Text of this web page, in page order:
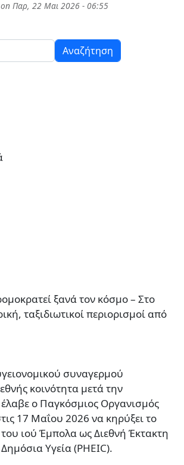
κυρίως περιεχόμενο
on Παρ, 22 Μαι 2026 - 06:55
ξανά τον κόσμο – Στο
ταξιδιωτικοί περιορισμοί από
συναγερμού
κοινότητα μετά την
ο Παγκόσμιος Οργανισμός
17 Μαΐου 2026 να κηρύξει το
ιού Έμπολα ως Διεθνή Έκτακτη
Υγεία (PHEIC).